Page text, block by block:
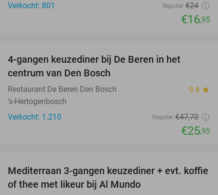
Verkocht: 801
Regulier €24
€16,95
4-gangen keuzediner bij De Beren in het
centrum van Den Bosch
Restaurant De Beren Den Bosch 9.4 star
's-Hertogenbosch
Verkocht: 1.210
Regulier €47,70
€25,95
27%
Mediterraan 3-gangen keuzediner + evt. koffie
of thee met likeur bij Al Mundo